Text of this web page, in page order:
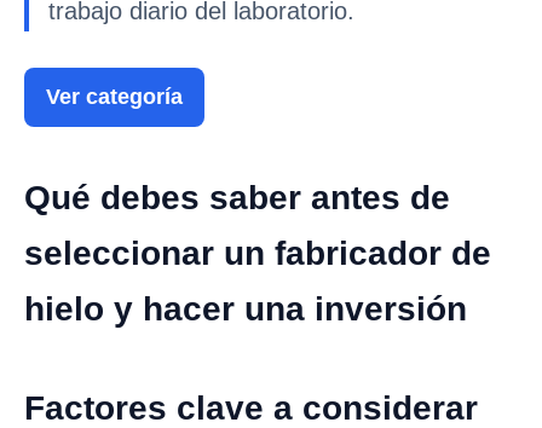
trabajo diario del laboratorio.
Ver categoría
Qué debes saber antes de
seleccionar un fabricador de
hielo y hacer una inversión
Factores clave a considerar